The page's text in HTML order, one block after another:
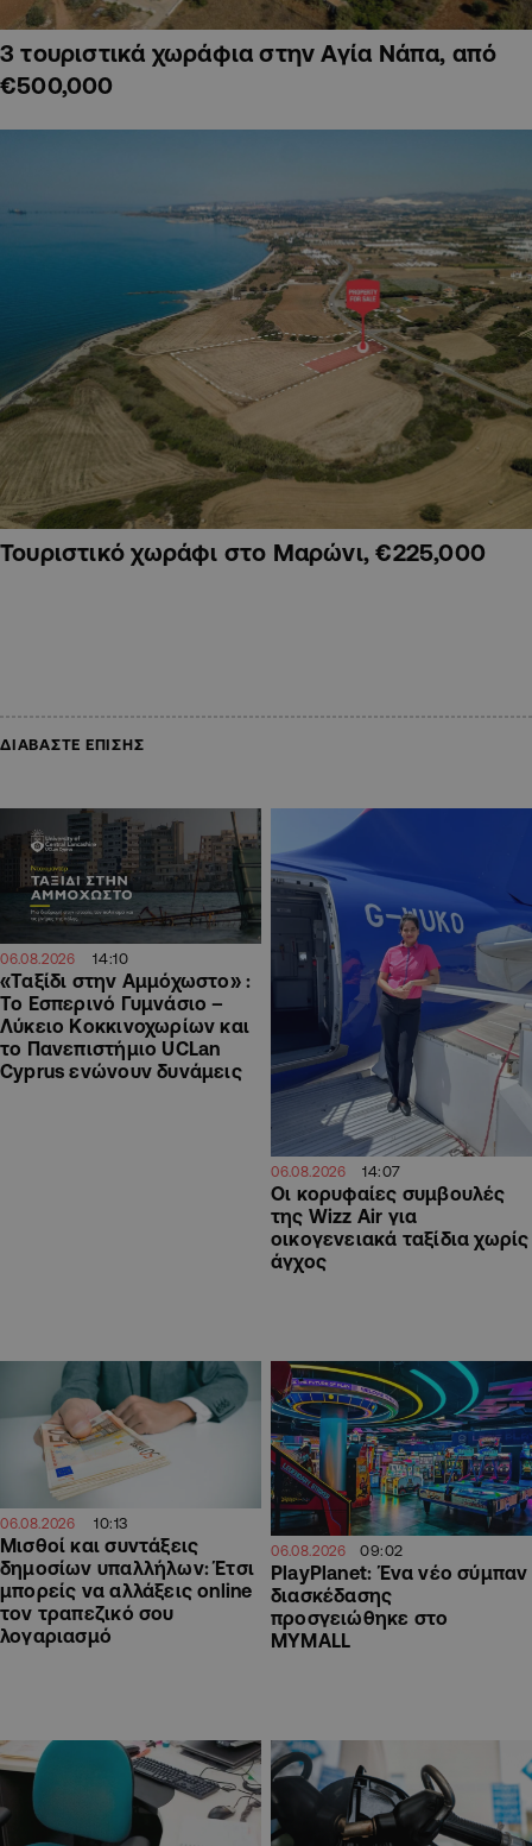
3 τουριστικά χωράφια στην Αγία Νάπα, από
€500,000
Τουριστικό χωράφι στο Μαρώνι, €225,000
ΔΙΑΒΑΣΤΕ ΕΠΙΣΗΣ
06.08.2026 14:10
«Ταξίδι στην Αμμόχωστο» :
Το Εσπερινό Γυμνάσιο –
Λύκειο Κοκκινοχωρίων και
το Πανεπιστήμιο UCLan
Cyprus ενώνουν δυνάμεις
06.08.2026 14:07
Οι κορυφαίες συμβουλές
της Wizz Air για
οικογενειακά ταξίδια χωρίς
άγχος
06.08.2026 10:13
Μισθοί και συντάξεις
δημοσίων υπαλλήλων: Έτσι
μπορείς να αλλάξεις online
τον τραπεζικό σου
λογαριασμό
06.08.2026 09:02
PlayPlanet: Ένα νέο σύμπαν
διασκέδασης
προσγειώθηκε στο
MYMALL